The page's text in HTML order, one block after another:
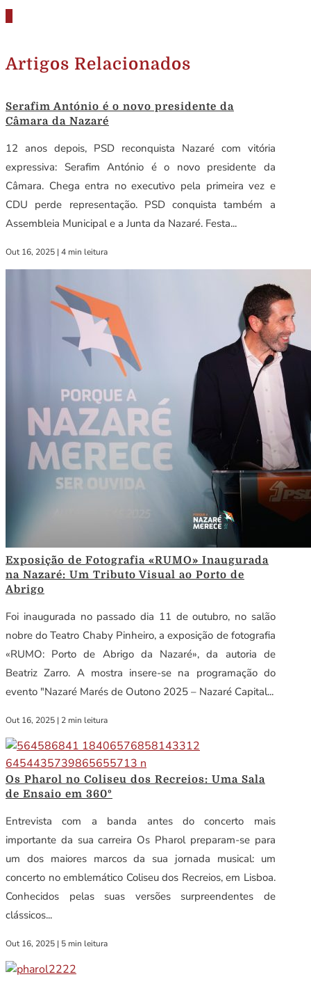
Artigos Relacionados
Serafim António é o novo presidente da
Câmara da Nazaré
12 anos depois, PSD reconquista Nazaré com vitória
expressiva: Serafim António é o novo presidente da
Câmara. Chega entra no executivo pela primeira vez e
CDU perde representação. PSD conquista também a
Assembleia Municipal e a Junta da Nazaré. Festa...
Out 16, 2025 | 4 min leitura
Exposição de Fotografia «RUMO» Inaugurada
na Nazaré: Um Tributo Visual ao Porto de
Abrigo
Foi inaugurada no passado dia 11 de outubro, no salão
nobre do Teatro Chaby Pinheiro, a exposição de fotografia
«RUMO: Porto de Abrigo da Nazaré», da autoria de
Beatriz Zarro. A mostra insere-se na programação do
evento "Nazaré Marés de Outono 2025 – Nazaré Capital...
Out 16, 2025 | 2 min leitura
Os Pharol no Coliseu dos Recreios: Uma Sala
de Ensaio em 360º
Entrevista com a banda antes do concerto mais
importante da sua carreira Os Pharol preparam-se para
um dos maiores marcos da sua jornada musical: um
concerto no emblemático Coliseu dos Recreios, em Lisboa.
Conhecidos pelas suas versões surpreendentes de
clássicos...
Out 16, 2025 | 5 min leitura